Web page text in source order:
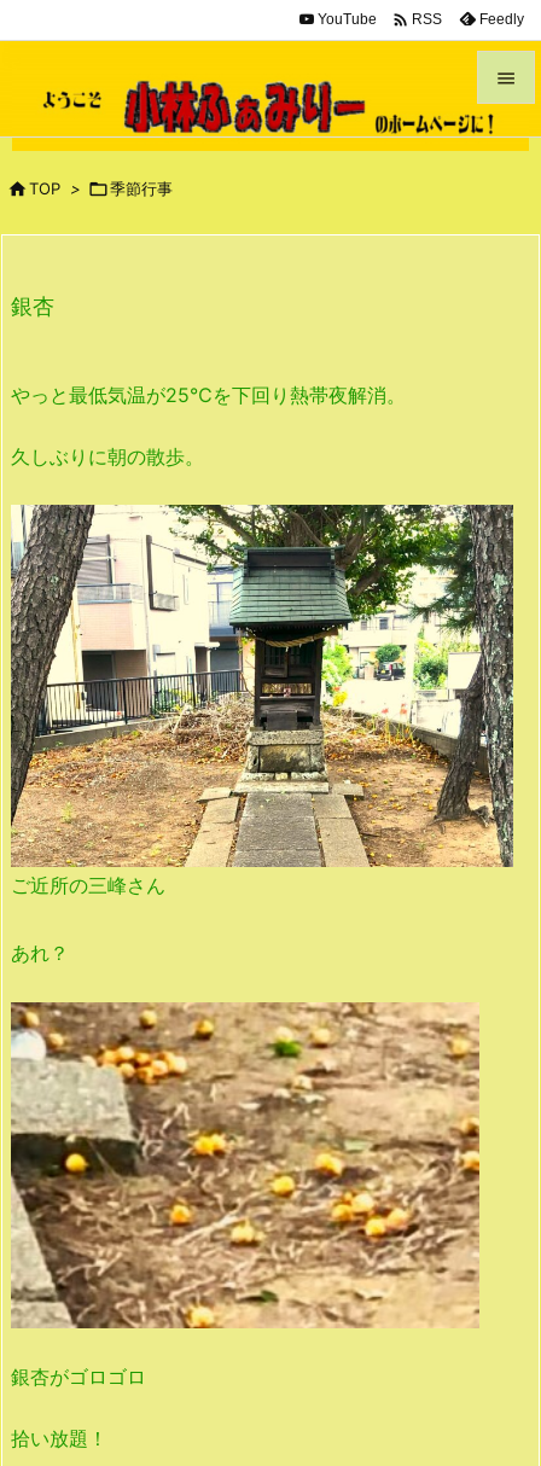


メニュ
YouTube  RSS Feedly
TOP > 季節行事
銀杏
やっと最低気温が25℃を下回り熱帯夜解消。
久しぶりに朝の散歩。
ご近所の三峰さん
あれ？
銀杏がゴロゴロ
拾い放題！